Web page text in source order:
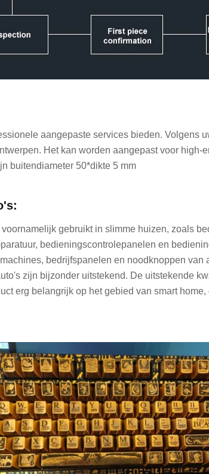
aangepaste services bieden. Volgens
Het kan worden aangepast voor
buitendiameter 50*dikte 5 mm
gebruikt in slimme huizen, zoals
bedieningscontrolepanelen en
bedrijfspanelen en noodknoppen van
zijn bijzonder uitstekend. De uitstekende
erg belangrijk op het gebied van smart